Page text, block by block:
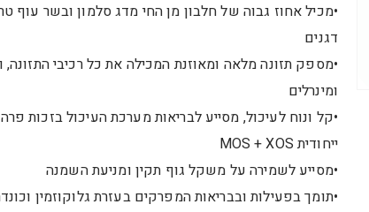
•מכיל אחוז גבוה של חלבון מן החי מדג סלמון ובשר עוף
דגנים
•מספק תזונה מלאה ומאוזנת המכילה את כל רכיבי התזונה,
ומינרלים
•קל ונוח לעיכול, מסייע לבריאות מערכת העיכול בזכות
ייחודית MOS + XOS
•מסייע לשמירה על משקל גוף תקין ומניעת השמנה
•תומך בפעילות ובבריאות המפרקים בעזרת גלוקוזמין